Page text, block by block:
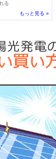
る
もっと見る »